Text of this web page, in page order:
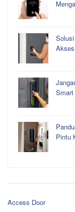
Pintu
Access Door